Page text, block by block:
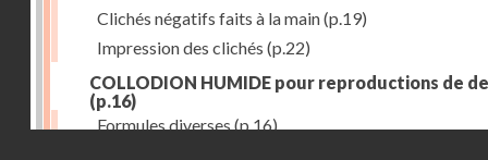
Clichés négatifs faits à la main(p.19)
Impression des clichés (p.22)
COLLODION HUMIDE pour reproductions de
(p.16)
Formules diverses (p.16)